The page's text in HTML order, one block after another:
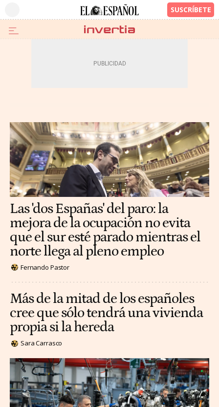
Las 'dos Españas' del paro: la
mejora de la ocupación no evita
que el sur esté parado mientras el
norte llega al pleno empleo
Fernando Pastor
Más de la mitad de los españoles
cree que sólo tendrá una vivienda
propia si la hereda
Sara Carrasco